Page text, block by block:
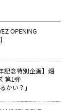
OPENING
記念特別企画】畑
第1弾｜
かい？」